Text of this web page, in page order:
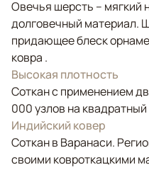
Овечья шерсть – мягкий
долговечный материал.
придающее блеск
ковра .
Высокая плотность
Соткан с применением
000 узлов на
Индийский ковер
Соткан в Варанаси.
своими ковроткацкими